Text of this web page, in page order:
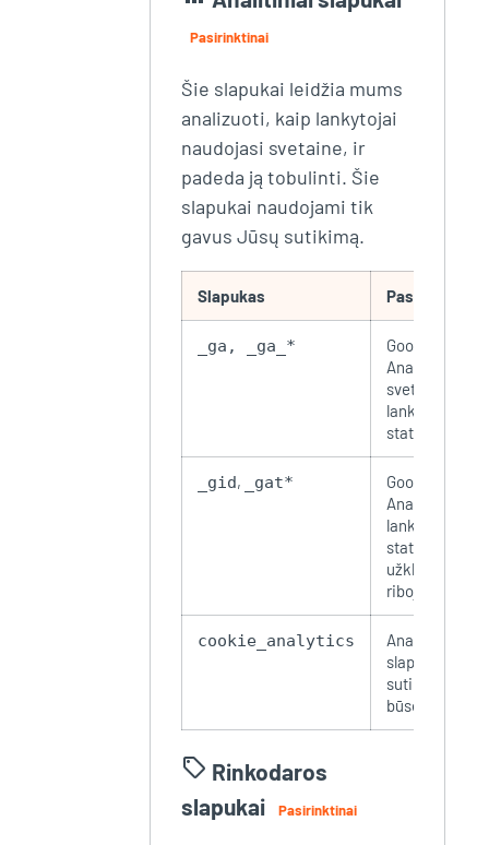
Pasirinktinai
Šie slapukai leidžia mums
analizuoti, kaip lankytojai
naudojasi svetaine, ir
padeda ją tobulinti. Šie
slapukai naudojami tik
gavus Jūsų sutikimą.
Slapukas Paskirtis
_ga, _ga_*
Google
Analytics –
svetainės
lankomumo
statistika
_gid, _gat*
Google
Analytics –
lankomumo
statistika ir
užklausų
ribojimas
cookie_analytics
Analitinių
slapukų
sutikimo
būsena
sell Rinkodaros
slapukai
Pasirinktinai